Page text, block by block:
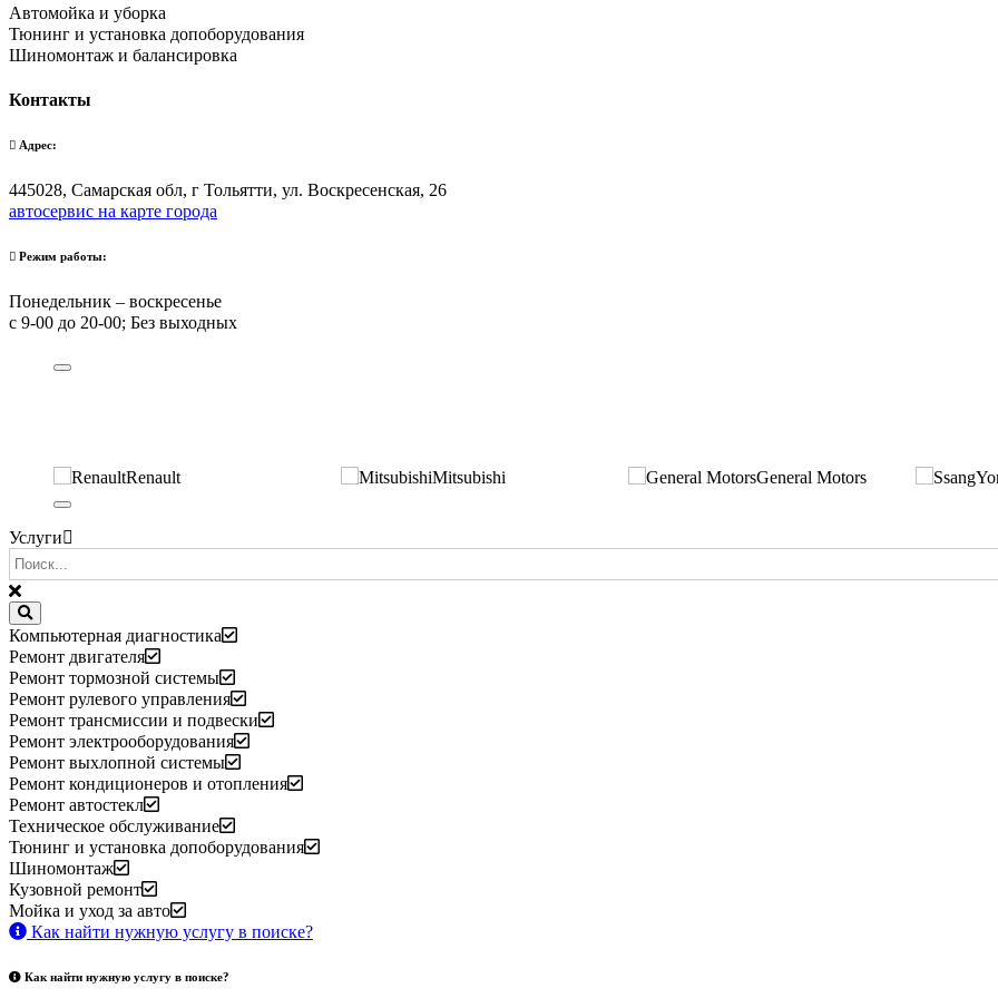
Автомойка и уборка
Тюнинг и установка допоборудования
Шиномонтаж и балансировка
Контакты
Адрес:
445028, Самарская обл, г Тольятти, ул. Воскресенская, 26
автосервис на карте города
Режим работы:
Понедельник – воскресенье
с 9-00 до 20-00; Без выходных
Renault Mitsubishi General Motors
Услуги
Компьютерная диагностика
Ремонт двигателя
Ремонт тормозной системы
Ремонт рулевого управления
Ремонт трансмиссии и подвески
Ремонт электрооборудования
Ремонт выхлопной системы
Ремонт кондиционеров и отопления
Ремонт автостекл
Техническое обслуживание
Тюнинг и установка допоборудования
Шиномонтаж
Кузовной ремонт
Мойка и уход за авто
Как найти нужную услугу в поиске?
Как найти нужную услугу в поиске?